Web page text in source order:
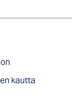
kautta